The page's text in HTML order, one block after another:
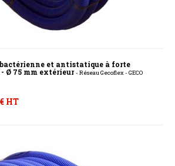
et antistatique à forte
- Ø 75 mm extérieur- Réseau Gecoflex - GECO
HT